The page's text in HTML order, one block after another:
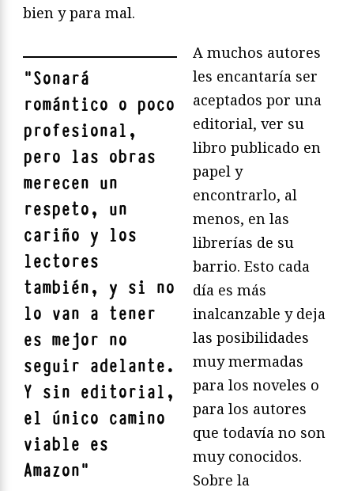
bien y para mal.
"Sonará
romántico o poco
profesional,
pero las obras
merecen un
respeto, un
cariño y los
lectores
también, y si no
lo van a tener
es mejor no
seguir adelante.
Y sin editorial,
el único camino
viable es
Amazon"
A muchos autores
les encantaría ser
aceptados por una
editorial, ver su
libro publicado en
papel y
encontrarlo, al
menos, en las
librerías de su
barrio. Esto cada
día es más
inalcanzable y deja
las posibilidades
muy mermadas
para los noveles o
para los autores
que todavía no son
muy conocidos.
Sobre la